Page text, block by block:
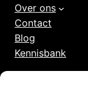
Over ons
Contact
Blog
Kennisbank